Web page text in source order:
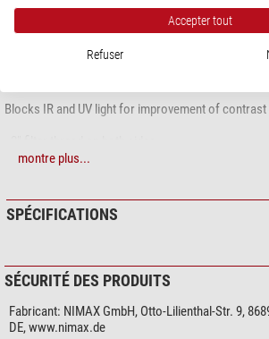
traduite en français, c'est pourquoi vous
description en anglais.
Blocks IR and UV light for improvement of contrast
montre plus...
SPÉCIFICATIONS
SÉCURITÉ DES PRODUITS
Fabricant: NIMAX GmbH, Otto-Lilienthal-Str. 9,
DE, www.nimax.de
Accepter tout
Refuser